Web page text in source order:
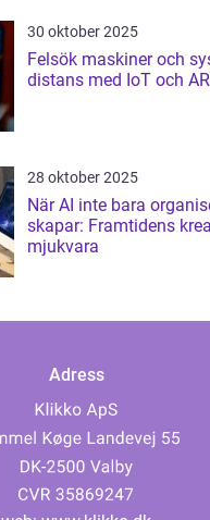
30 oktober 2025
Felsök maskiner och
distans med IoT och AR
28 oktober 2025
När AI inte bara
skapar: Framtidens
mjukvara
Adress